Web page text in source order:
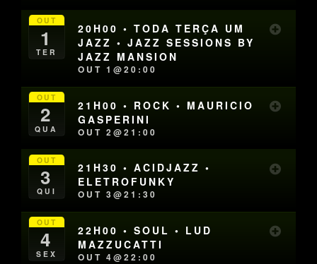
OUT
1
TER
20H00 • TODA TERÇA UM
JAZZ • JAZZ SESSIONS BY
JAZZ MANSION
OUT 1@20:00
OUT
2
QUA
21H00 • ROCK • MAURICIO
GASPERINI
OUT 2@21:00
OUT
3
QUI
21H30 • ACIDJAZZ •
ELETROFUNKY
OUT 3@21:30
OUT
4
SEX
22H00 • SOUL • LUD
MAZZUCATTI
OUT 4@22:00